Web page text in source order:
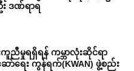
း ဒဏ်ရာရ
ညီမှုရရှိရန် ကမ္ဘာလုံးဆိုင်ရာ
ရေး ကွန်ရက်(KWAN) ဖွဲ့စည်း